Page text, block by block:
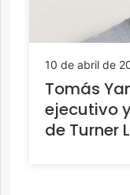
10 de abril de
Tomás
ejecutivo
de Turner